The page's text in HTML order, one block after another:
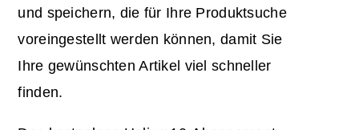
und speichern, die für Ihre Produktsuche
voreingestellt werden können, damit Sie
Ihre gewünschten Artikel viel schneller
finden.